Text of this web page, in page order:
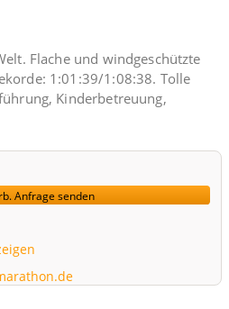
Flache und windgeschützte
1:01:39/1:08:38. Tolle
Kinderbetreuung,
Anfrage senden